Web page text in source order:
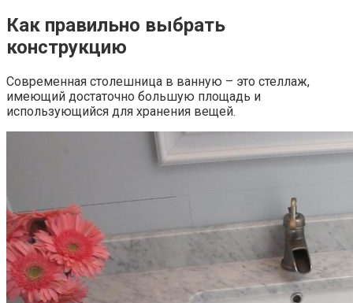
Как правильно выбрать
конструкцию
Современная столешница в ванную – это стеллаж,
имеющий достаточно большую площадь и
использующийся для хранения вещей.